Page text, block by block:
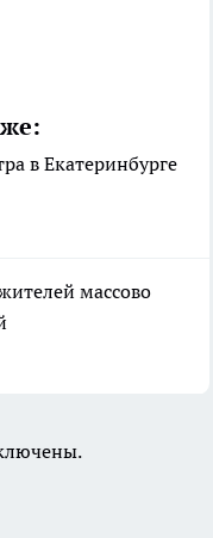
в Екатеринбурге
массово